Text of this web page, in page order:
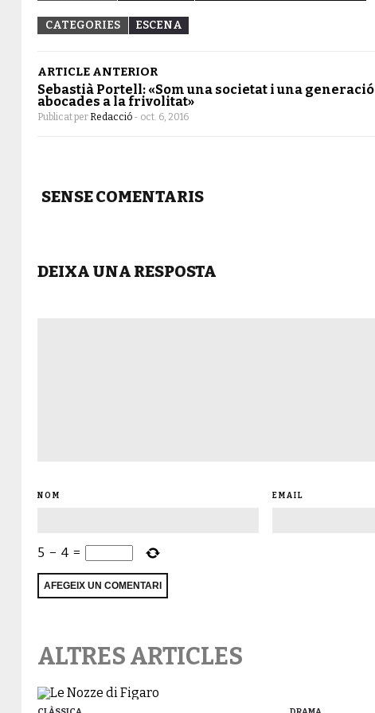
CATEGORIES ESCENA
ARTICLE ANTERIOR
Sebastià Portell: «Som una societat i una generació
abocades a la frivolitat»
Publicat per Redacció - oct. 6, 2016
SENSE COMENTARIS
DEIXA UNA RESPOSTA
NOM EMAIL
5 − 4 =
ALTRES ARTICLES